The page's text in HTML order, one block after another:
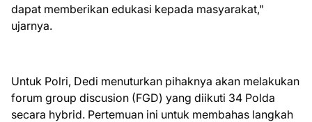
dapat memberikan edukasi kepada masyarakat,"
ujarnya.
Untuk Polri, Dedi menuturkan pihaknya akan melakukan
forum group discusion (FGD) yang diikuti 34 Polda
secara hybrid. Pertemuan ini untuk membahas langkah